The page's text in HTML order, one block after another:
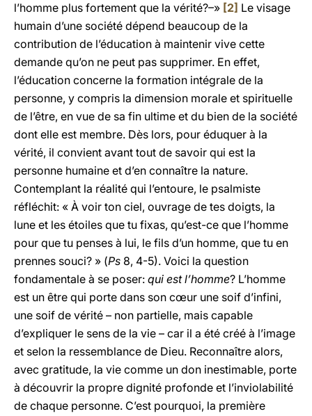
l’homme plus fortement que la vérité?–» [2] Le visage
humain d’une société dépend beaucoup de la
contribution de l’éducation à maintenir vive cette
demande qu’on ne peut pas supprimer. En effet,
l’éducation concerne la formation intégrale de la
personne, y compris la dimension morale et spirituelle
de l’être, en vue de sa fin ultime et du bien de la société
dont elle est membre. Dès lors, pour éduquer à la
vérité, il convient avant tout de savoir qui est la
personne humaine et d’en connaître la nature.
Contemplant la réalité qui l’entoure, le psalmiste
réfléchit: « À voir ton ciel, ouvrage de tes doigts, la
lune et les étoiles que tu fixas, qu’est-ce que l’homme
pour que tu penses à lui, le fils d’un homme, que tu en
prennes souci? » (Ps 8, 4-5). Voici la question
fondamentale à se poser: qui est l’homme? L’homme
est un être qui porte dans son cœur une soif d’infini,
une soif de vérité – non partielle, mais capable
d’expliquer le sens de la vie – car il a été créé à l’image
et selon la ressemblance de Dieu. Reconnaître alors,
avec gratitude, la vie comme un don inestimable, porte
à découvrir la propre dignité profonde et l’inviolabilité
de chaque personne. C’est pourquoi, la première